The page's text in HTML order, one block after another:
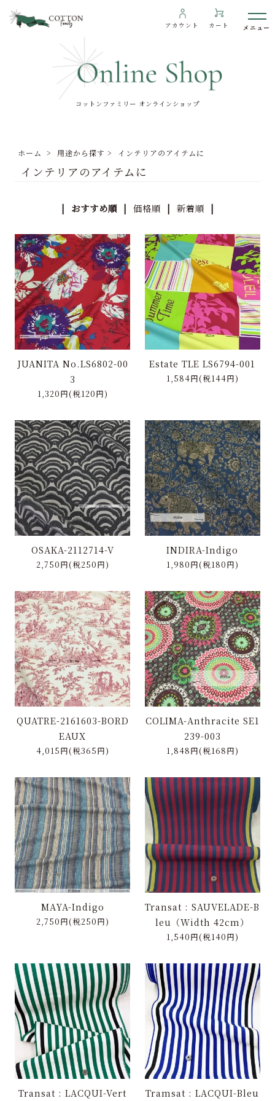
アカウント カート
わたしたちについて
To overseas customers
プライバシーポリシー
特定商取引に基づく表記
お問い合わせ
コットンファミリー オンラインショップ
ホーム > 用途から探す > インテリアのアイテムに
インテリアのアイテムに
| おすすめ順 | 価格順 | 新着順 |
JUANITA No.LS6802-00
3
1,320円(税120円)
Estate TLE LS6794-001
1,584円(税144円)
OSAKA-2112714-V
2,750円(税250円)
INDIRA-Indigo
1,980円(税180円)
QUATRE-2161603-BORD
EAUX
4,015円(税365円)
COLIMA-Anthracite SE1
239-003
1,848円(税168円)
MAYA-Indigo
2,750円(税250円)
Transat : SAUVELADE-B
leu（Width 42cm）
1,540円(税140円)
Transat : LACQUI-Vert Tramsat : LACQUI-Bleu